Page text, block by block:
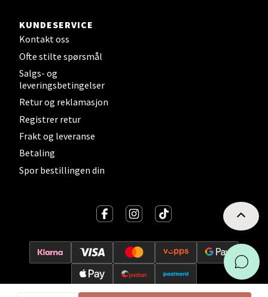
KUNDESERVICE
Kontakt oss
Ofte stilte spørsmål
Salgs- og
leveringsbetingelser
Retur og reklamasjon
Registrer retur
Frakt og leveranse
Betaling
Spor bestillingen din
Sortland - Sortland Storsenter
Strangata 26, 8400 Sortland
Åpent i dag 10-19
9 i butikk
Steinkjer - Thon Senter Steinkjer
Sjøfartsgata 2, 7714 Steinkjer
Åpent i dag 10-20